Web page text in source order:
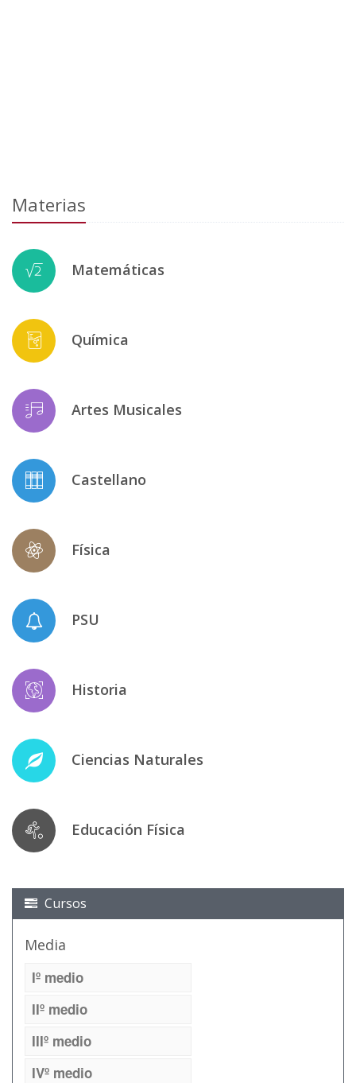
Materias
Matemáticas
Química
Artes Musicales
Castellano
Física
PSU
Historia
Ciencias Naturales
Educación Física
Cursos
Media
Iº medio
IIº medio
IIIº medio
IVº medio